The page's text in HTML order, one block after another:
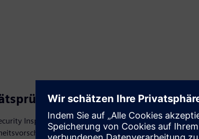
Inspector überprüft Ihre OT- und IT/OT-
Anforderungen und